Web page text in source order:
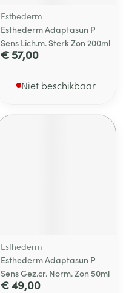
Esthederm
Esthederm Adaptasun P
Sens Lich.m. Sterk Zon 200ml
€ 57,00
Niet beschikbaar
Esthederm
Esthederm Adaptasun P
Sens Gez.cr. Norm. Zon 50ml
€ 49,00